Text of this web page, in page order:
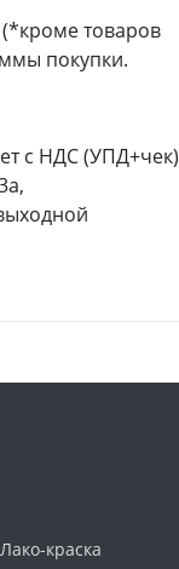
товаров
покупки.
с НДС (УПД+чек)
Лако-краска